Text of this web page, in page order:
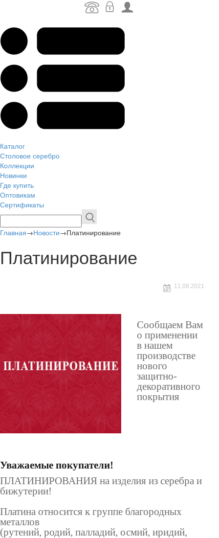
Каталог
Столовое серебро
Коллекции
Новинки
Где купить
Оптовикам
Сертификаты
Главная→Новости→Платинирование
Платинирование
11.08.2021
Уважаемые покупатели!
Сообщаем Вам
о применении
в нашем
производстве
нового
защитно-
декоративного
покрытия
ПЛАТИНИРОВАНИЯ на изделия из серебра и
бижутерии!
Платина относится к группе благородных
металлов
(рутений, родий, палладий, осмий, иридий,